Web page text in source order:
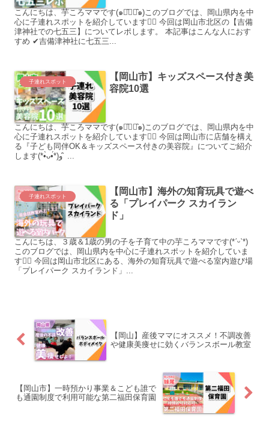
こんにちは、芋ころママです(๑･̑◡･̑๑)このブログでは、岡山県内を中
心に子連れスポットを紹介しています♡⃛ 今回は岡山市北区の【吉備
津神社での七五三】についてレポします。 本記事はこんな人におす
すめ ✔吉備津神社に七五三...
子連れスポット
【岡山市】キッズスペース付き美
容院10選
こんにちは、芋ころママです(๑･̑◡･̑๑)このブログでは、岡山県内を中
心に子連れスポットを紹介しています♡⃛ 今回は岡山市に店舗を構え
る『子ども同伴OK＆キッズスペース付きの美容院』についてご紹介
します(*•̀ᴗ•́*)و ̑̑ ...
子連れスポット
【岡山市】海外の知育玩具で遊べ
る「プレイパーク スカイラン
ド」
こんにちは、３歳＆1歳の男の子を子育て中の芋ころママです(*ˊᵕˋ*)
このブログでは、岡山県内を中心に子連れスポットを紹介していま
す♡⃛ 今回は岡山市北区にある、海外の知育玩具で遊べる室内遊び場
「プレイパーク スカイランド」...
【岡山】産後ママにオススメ！不調改善
や健康美痩せに効くバランスボール教室
【岡山市】一時預かり事業＆こども誰で
も通園制度で利用可能な第二福田保育園